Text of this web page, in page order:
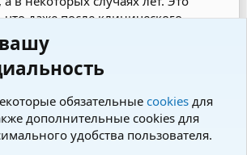
что даже после клинического
у переболевших
находящиеся в извитых
недоступны для действия
выделение возбудителя с
1974 г.; И.А. Бакулов, 1999 г., и др.).
обязательные cookies для
дополнительные cookies для
удобства пользователя.